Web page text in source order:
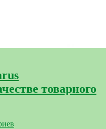
товарного